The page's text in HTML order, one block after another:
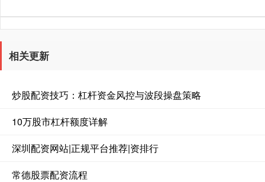
相关更新
炒股配资技巧：杠杆资金风控与波段操盘策略
10万股市杠杆额度详解
深圳配资网站|正规平台推荐|资排行
常德股票配资流程